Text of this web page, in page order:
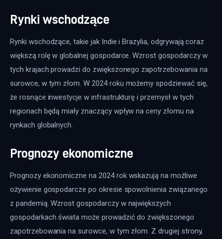
Rynki wschodzące
Rynki wschodzące, takie jak Indie i Brazylia, odgrywają coraz
większą rolę w globalnej gospodarce. Wzrost gospodarczy w
tych krajach prowadzi do zwiększonego zapotrzebowania na
surowce, w tym złom. W 2024 roku możemy spodziewać się,
że rosnące inwestycje w infrastrukturę i przemysł w tych
regionach będą miały znaczący wpływ na ceny złomu na
rynkach globalnych.
Prognozy ekonomiczne
Prognozy ekonomiczne na 2024 rok wskazują na możliwe
ożywienie gospodarcze po okresie spowolnienia związanego
z pandemią. Wzrost gospodarczy w największych
gospodarkach świata może prowadzić do zwiększonego
zapotrzebowania na surowce, w tym złom. Z drugiej strony,